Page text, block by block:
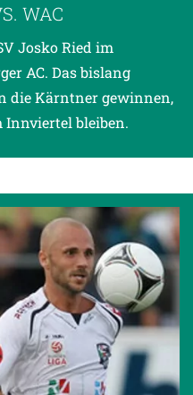
WAC
Josko Ried im
AC. Das bislang
die Kärntner gewinnen,
Innviertel bleiben.